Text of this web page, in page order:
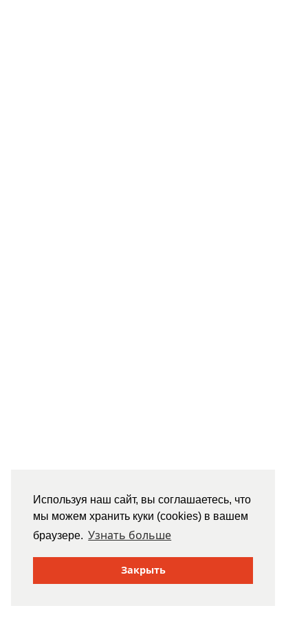
Используя наш сайт, вы соглашаетесь, что
мы можем хранить куки (cookies) в вашем
браузере. Узнать больше
Закрыть